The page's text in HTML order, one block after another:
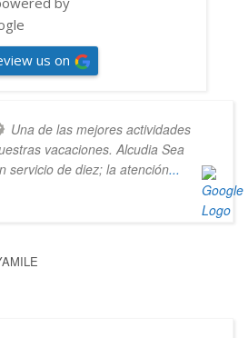
us on
Una de las mejores actividades
vacaciones. Alcudia Sea
servicio de diez; la atención...